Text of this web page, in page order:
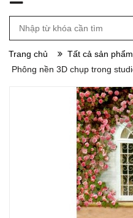
Trang chủ
Tất cả sản phẩm
Phông nền 3D chụp trong